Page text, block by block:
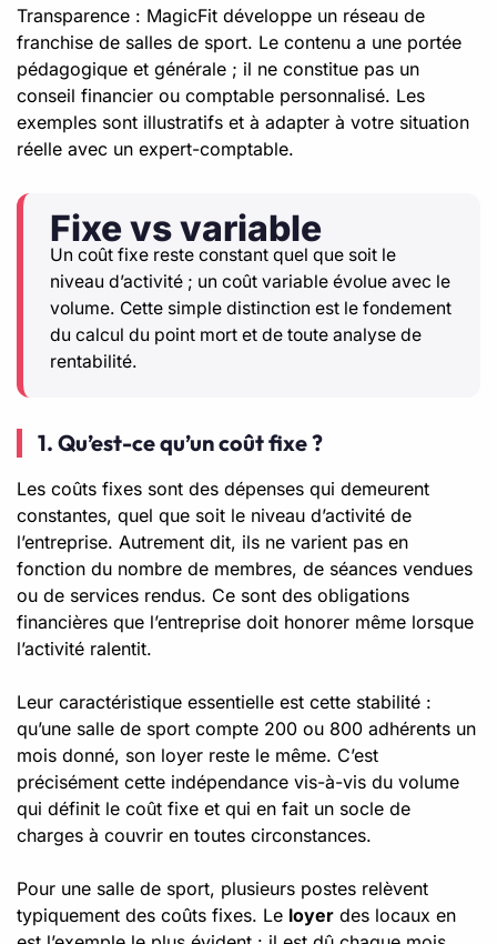
Transparence : MagicFit développe un réseau de
franchise de salles de sport. Le contenu a une portée
pédagogique et générale ; il ne constitue pas un
conseil financier ou comptable personnalisé. Les
exemples sont illustratifs et à adapter à votre situation
réelle avec un expert-comptable.
Fixe vs variable
Un coût fixe reste constant quel que soit le
niveau d’activité ; un coût variable évolue avec le
volume. Cette simple distinction est le fondement
du calcul du point mort et de toute analyse de
rentabilité.
1. Qu’est-ce qu’un coût fixe ?
Les coûts fixes sont des dépenses qui demeurent
constantes, quel que soit le niveau d’activité de
l’entreprise. Autrement dit, ils ne varient pas en
fonction du nombre de membres, de séances vendues
ou de services rendus. Ce sont des obligations
financières que l’entreprise doit honorer même lorsque
l’activité ralentit.
Leur caractéristique essentielle est cette stabilité :
qu’une salle de sport compte 200 ou 800 adhérents un
mois donné, son loyer reste le même. C’est
précisément cette indépendance vis-à-vis du volume
qui définit le coût fixe et qui en fait un socle de
charges à couvrir en toutes circonstances.
Pour une salle de sport, plusieurs postes relèvent
typiquement des coûts fixes. Le loyer des locaux en